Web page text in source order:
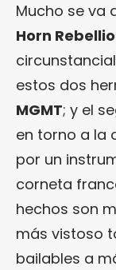
Mucho se va
Horn
estos dos
MGMT; y el
en torno a la
por un
corneta
hechos son
más vistoso
bailables a